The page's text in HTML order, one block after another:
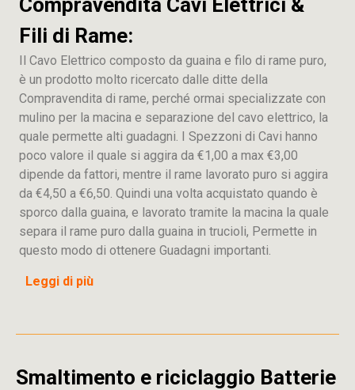
Compravendita Cavi Elettrici &
Fili di Rame:
Il Cavo Elettrico composto da guaina e filo di rame puro,
è un prodotto molto ricercato dalle ditte della
Compravendita di rame, perché ormai specializzate con
mulino per la macina e separazione del cavo elettrico, la
quale permette alti guadagni. I Spezzoni di Cavi hanno
poco valore il quale si aggira da €1,00 a max €3,00
dipende da fattori, mentre il rame lavorato puro si aggira
da €4,50 a €6,50. Quindi una volta acquistato quando è
sporco dalla guaina, e lavorato tramite la macina la quale
separa il rame puro dalla guaina in trucioli, Permette in
questo modo di ottenere Guadagni importanti.
Leggi di più
Smaltimento e riciclaggio Batterie